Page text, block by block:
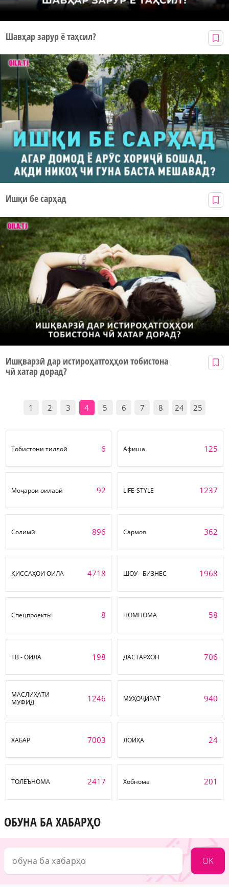
Шавҳар зарур ё таҳсил?
Ишқи бе сарҳад
Ишқварзӣ дар истироҳатгоҳҳои тобистона
чӣ хатар дорад?
1 2 3 4 5 6 7 8 24 25
Тобистони тиллоӣ 6 Афиша 125
Моҷарои оилавӣ 92 LIFE-STYLE 1237
Солимӣ 896 Сармоя 362
ҚИССАҲОИ ОИЛА 4718 ШОУ - БИЗНЕС 1968
Спецпроекты 8 НОМНОМА 58
ТВ - ОИЛА 198 ДАСТАРХОН 706
МАСЛИҲАТИ
МУФИД
1246 МУҲОҶИРАТ 940
ХАБАР 7003 ЛОИҲА 24
ТОЛЕЪНОМА 2417 Хобнома 201
ОБУНА БА ХАБАРҲО
OK